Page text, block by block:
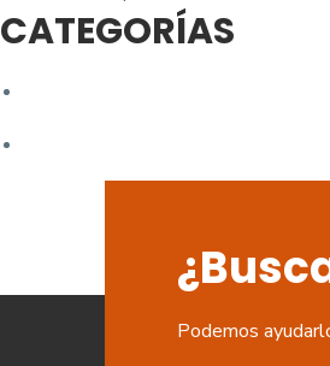
de
entradas
CATEGORÍAS
Podemos